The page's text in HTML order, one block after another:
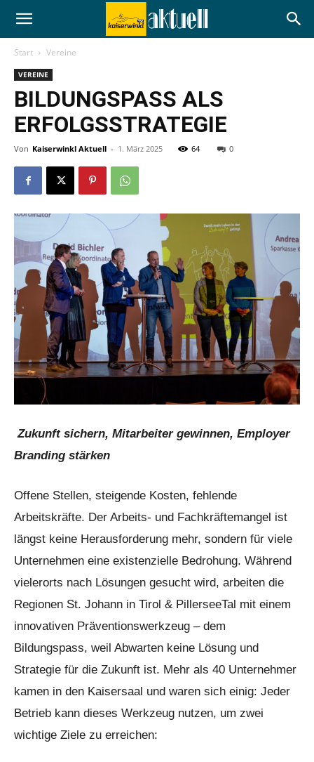
Start Vereine
VEREINE
BILDUNGSPASS ALS
ERFOLGSSTRATEGIE
Von Kaiserwinkl Aktuell - 1. März 2025 64 0
Zukunft sichern, Mitarbeiter gewinnen, Employer
Branding stärken
Offene Stellen, steigende Kosten, fehlende
Arbeitskräfte. Der Arbeits- und Fachkräftemangel ist
längst keine Herausforderung mehr, sondern für viele
Unternehmen eine existenzielle Bedrohung. Während
vielerorts nach Lösungen gesucht wird, arbeiten die
Regionen St. Johann in Tirol & PillerseeTal mit einem
innovativen Präventionswerkzeug – dem
Bildungspass, weil Abwarten keine Lösung und
Strategie für die Zukunft ist. Mehr als 40 Unternehmer
kamen in den Kaisersaal und waren sich einig: Jeder
Betrieb kann dieses Werkzeug nutzen, um zwei
wichtige Ziele zu erreichen: